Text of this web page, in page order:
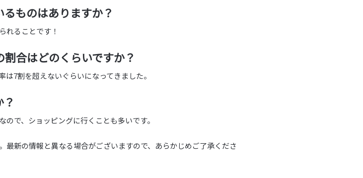
ものはありますか？
れることです！
合はどのくらいですか？
7割を超えないぐらいになってきました。
で、ショッピングに行くことも多いです。
新の情報と異なる場合がございますので、あらかじめご了承くださ